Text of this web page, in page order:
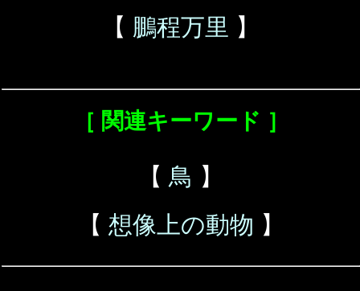
【 鵬程万里 】
［ 関連キーワード ］
【 鳥 】
【 想像上の動物 】